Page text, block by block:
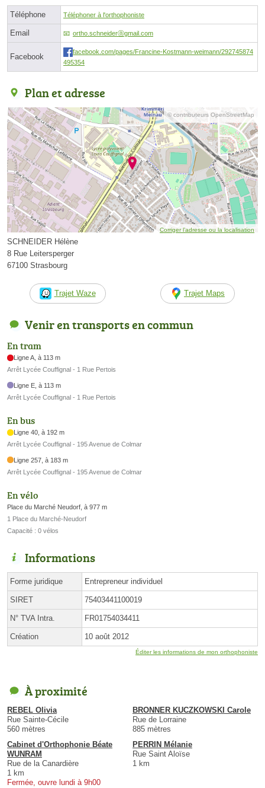
Téléphone Téléphoner à l'orthophoniste
Email ortho.schneiderⓐgmail.com
Facebook
facebook.com/pages/Francine-Kostmann-weimann/292745874
495354
Plan et adresse
© contributeurs OpenStreetMap
Corriger l’adresse ou la localisation
SCHNEIDER Hélène
8 Rue Leitersperger
67100 Strasbourg
Trajet Waze Trajet Maps
Venir en transports en commun
En tram
Ligne A, à 113 m
Arrêt Lycée Couffignal - 1 Rue Pertois
Ligne E, à 113 m
Arrêt Lycée Couffignal - 1 Rue Pertois
En bus
Ligne 40, à 192 m
Arrêt Lycée Couffignal - 195 Avenue de Colmar
Ligne 257, à 183 m
Arrêt Lycée Couffignal - 195 Avenue de Colmar
En vélo
Place du Marché Neudorf, à 977 m
1 Place du Marché-Neudorf
Capacité : 0 vélos
Informations
Forme juridique Entrepreneur individuel
SIRET 75403441100019
N° TVA Intra. FR01754034411
Création 10 août 2012
Éditer les informations de mon orthophoniste
À proximité
REBEL Olivia
Rue Sainte-Cécile
560 mètres
BRONNER KUCZKOWSKI Carole
Rue de Lorraine
885 mètres
Cabinet d'Orthophonie Béate
WUNRAM
Rue de la Canardière
1 km
Fermée, ouvre lundi à 9h00
PERRIN Mélanie
Rue Saint Aloïse
1 km